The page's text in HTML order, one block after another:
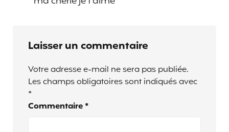
Laisser un commentaire
Votre adresse e-mail ne sera pas publiée.
Les champs obligatoires sont indiqués avec
*
Commentaire *